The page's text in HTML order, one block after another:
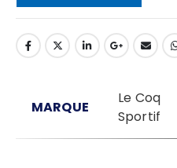
MARQUE
Le Coq
Sportif